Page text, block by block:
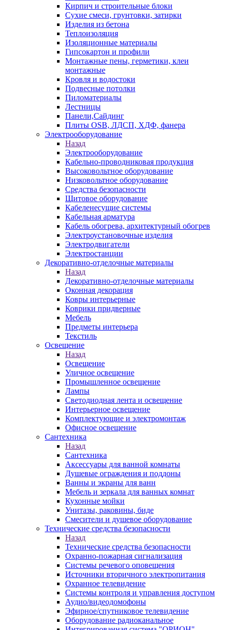
Кирпич и строительные блоки
Сухие смеси, грунтовки, затирки
Изделия из бетона
Теплоизоляция
Изоляционные материалы
Гипсокартон и профили
Монтажные пены, герметики, клеи
монтажные
Кровля и водостоки
Подвесные потолки
Пиломатериалы
Лестницы
Панели,Сайдинг
Плиты OSB, ЛДСП, ХДФ, фанера
Электрооборудование
Назад
Электрооборудование
Кабельно-проводниковая продукция
Высоковольтное оборудование
Низковольтное оборудование
Средства безопасности
Щитовое оборудование
Кабеленесущие системы
Кабельная арматура
Кабель обогрева, архитектурный обогрев
Электроустановочные изделия
Электродвигатели
Электростанции
Декоративно-отделочные материалы
Назад
Декоративно-отделочные материалы
Оконная декорация
Ковры интерьерные
Коврики придверные
Мебель
Предметы интерьера
Текстиль
Освещение
Назад
Освещение
Уличное освещение
Промышленное освещение
Лампы
Светодиодная лента и освещение
Интерьерное освещение
Комплектующие и электромонтаж
Офисное освещение
Сантехника
Назад
Сантехника
Аксессуары для ванной комнаты
Душевые ограждения и поддоны
Ванны и экраны для ванн
Мебель и зеркала для ванных комнат
Кухонные мойки
Унитазы, раковины, биде
Смесители и душевое оборудование
Технические средства безопасности
Назад
Технические средства безопасности
Охранно-пожарная сигнализация
Системы речевого оповещения
Источники вторичного электропитания
Охранное телевидение
Системы контроля и управления доступом
Аудио/видеодомофоны
Эфирное/спутниковое телевидение
Оборудование радиоканальное